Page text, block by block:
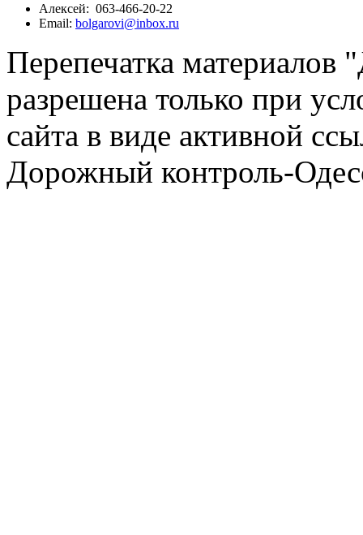
Алексей: 063-466-20-22
Email: bolgarovi@inbox.ru
Перепечатка материалов
разрешена только при
сайта в виде активной
Дорожный контроль-